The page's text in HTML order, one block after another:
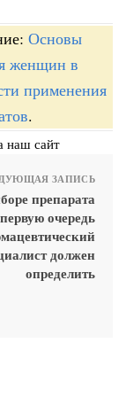
Основы
женщин в
применения
.
наш сайт
ЗАПИСЬ
препарата
очередь
должен
определить